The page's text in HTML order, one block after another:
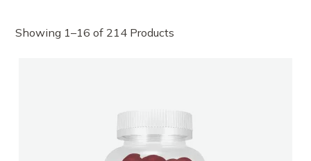
Showing 1–16 of 214 Products